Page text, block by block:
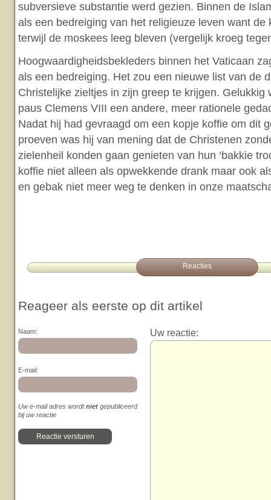
subversieve substantie werd gezien. Binnen de
als een bedreiging van het religieuze leven want de
terwijl de moskees leeg bleven (vergelijk kroeg
Hoogwaardigheidsbekleders binnen het Vaticaan
als een bedreiging. Het zou een nieuwe list van de
Christelijke zieltjes in zijn greep te krijgen. Gelukkig
paus Clemens VIII een andere, meer rationele
Nadat hij had gevraagd om een kopje koffie om dit
proeven was hij van mening dat de Christenen
zielenheil konden gaan genieten van hun ‘bakkie
koffie niet alleen als opwekkende drank maar ook
en gebak niet meer weg te denken in onze
Reacties
Reageer als eerste op dit artikel
Naam:
E-mail:
Uw e-mail adres wordtniet gepubliceerd
bij uw reactie
Uw reactie: